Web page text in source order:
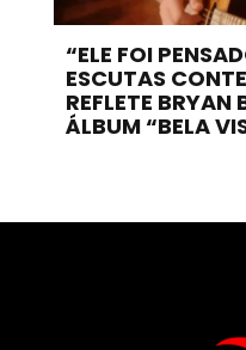
“ELE FOI
ESCUTAS
REFLETE BRYAN
ÁLBUM “BELA